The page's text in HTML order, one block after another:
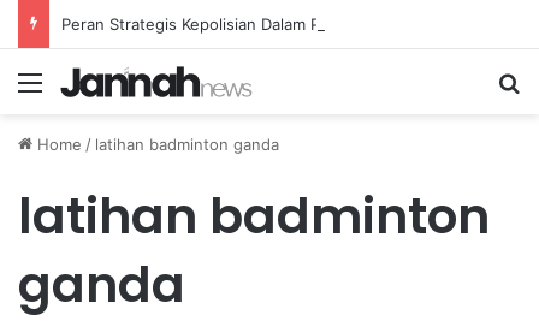
Menu
Home / latihan badminton ganda
latihan badminton
ganda